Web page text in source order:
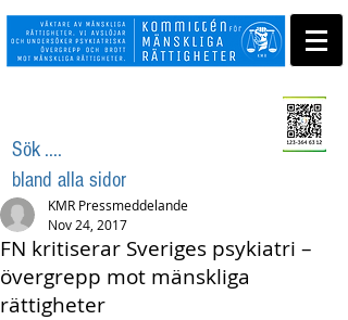
Sök ....
bland alla sidor
FN kritiserar Sveriges psykiatri –
övergrepp mot mänskliga
rättigheter
KMR Pressmeddelande
Nov 24, 2017